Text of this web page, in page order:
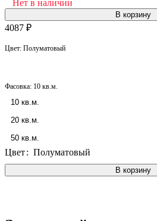
В корзину
Нет в наличии
В корзину
4087 ₽
Цвет: Полуматовый
Фасовка: 10 кв.м.
10 кв.м.
20 кв.м.
50 кв.м.
Цвет: Полуматовый